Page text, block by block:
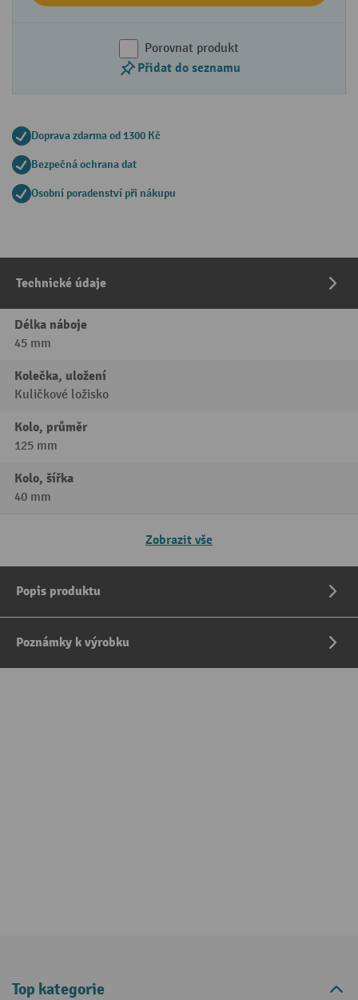
Porovnat produkt
Přidat do seznamu
Doprava zdarma od 1300 Kč
Bezpečná ochrana dat
Osobní poradenství při nákupu
Technické údaje
Délka náboje
45 mm
Kolečka, uložení
Kuličkové ložisko
Kolo, průměr
125 mm
Kolo, šířka
40 mm
Zobrazit vše
Popis produktu
Poznámky k výrobku
Top kategorie